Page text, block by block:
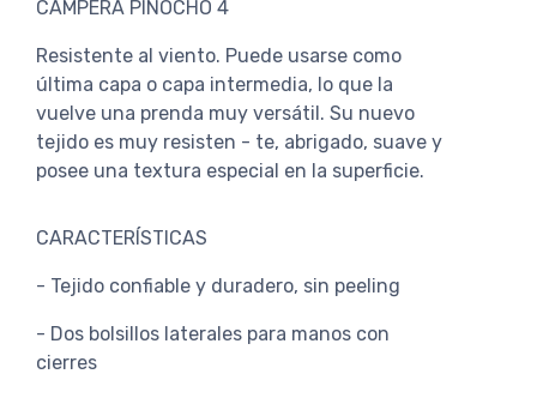
CAMPERA PINOCHO 4
Resistente al viento. Puede usarse como
última capa o capa intermedia, lo que la
vuelve una prenda muy versátil. Su nuevo
tejido es muy resisten - te, abrigado, suave y
posee una textura especial en la superficie.
CARACTERÍSTICAS
- Tejido confiable y duradero, sin peeling
- Dos bolsillos laterales para manos con
cierres